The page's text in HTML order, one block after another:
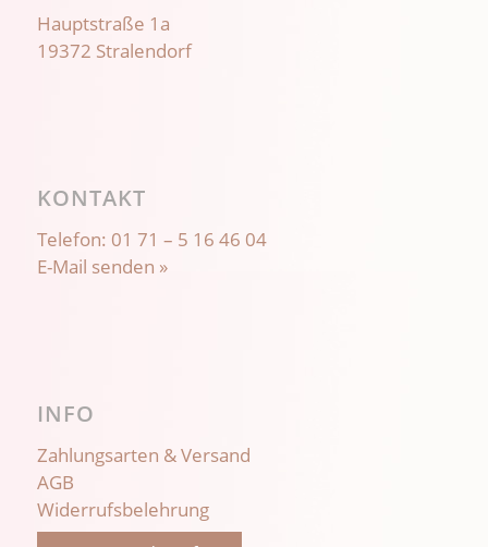
Hauptstraße 1a
19372 Stralendorf
KONTAKT
Telefon: 01 71 – 5 16 46 04
E-Mail senden »
INFO
Zahlungsarten & Versand
AGB
Widerrufsbelehrung